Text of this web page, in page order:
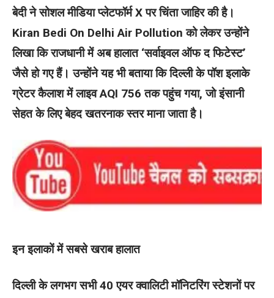
बेदी ने सोशल मीडिया प्लेटफॉर्म X पर चिंता जाहिर की है।
Kiran Bedi On Delhi Air Pollution को लेकर उन्होंने
लिखा कि राजधानी में अब हालात ‘सर्वाइवल ऑफ द फिटेस्ट’
जैसे हो गए हैं। उन्होंने यह भी बताया कि दिल्ली के पॉश इलाके
ग्रेटर कैलाश में लाइव AQI 756 तक पहुंच गया, जो इंसानी
सेहत के लिए बेहद खतरनाक स्तर माना जाता है।
इन इलाकों में सबसे खराब हालात
दिल्ली के लगभग सभी 40 एयर क्वालिटी मॉनिटरिंग स्टेशनों पर